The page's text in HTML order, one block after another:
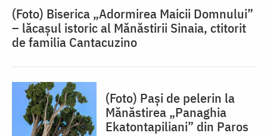
(Foto) Biserica „Adormirea Maicii Domnului”
– lăcașul istoric al Mănăstirii Sinaia, ctitorit
de familia Cantacuzino
(Foto) Pași de pelerin la
Mănăstirea „Panaghia
Ekatontapiliani” din Paros